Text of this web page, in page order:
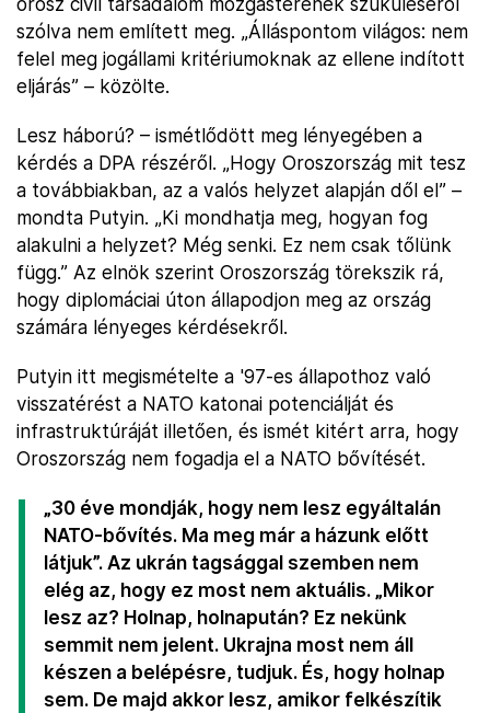
szólva nem említett meg. „Álláspontom világos: nem
felel meg jogállami kritériumoknak az ellene indított
eljárás” – közölte.
Lesz háború? – ismétlődött meg lényegében a
kérdés a DPA részéről. „Hogy Oroszország mit tesz
a továbbiakban, az a valós helyzet alapján dől el” –
mondta Putyin. „Ki mondhatja meg, hogyan fog
alakulni a helyzet? Még senki. Ez nem csak tőlünk
függ.” Az elnök szerint Oroszország törekszik rá,
hogy diplomáciai úton állapodjon meg az ország
számára lényeges kérdésekről.
Putyin itt megismételte a '97-es állapothoz való
visszatérést a NATO katonai potenciálját és
infrastruktúráját illetően, és ismét kitért arra, hogy
Oroszország nem fogadja el a NATO bővítését.
„30 éve mondják, hogy nem lesz egyáltalán
NATO-bővítés. Ma meg már a házunk előtt
látjuk”. Az ukrán tagsággal szemben nem
elég az, hogy ez most nem aktuális. „Mikor
lesz az? Holnap, holnapután? Ez nekünk
semmit nem jelent. Ukrajna most nem áll
készen a belépésre, tudjuk. És, hogy holnap
sem. De majd akkor lesz, amikor felkészítik